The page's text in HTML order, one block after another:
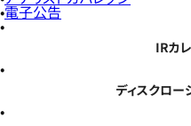
電子公告
IRカ
ディスクロー